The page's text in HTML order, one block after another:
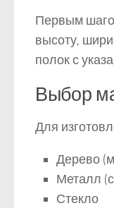
Первым
высоту,
полок с
Выбор
Для
Дерево
Металл
Стекло